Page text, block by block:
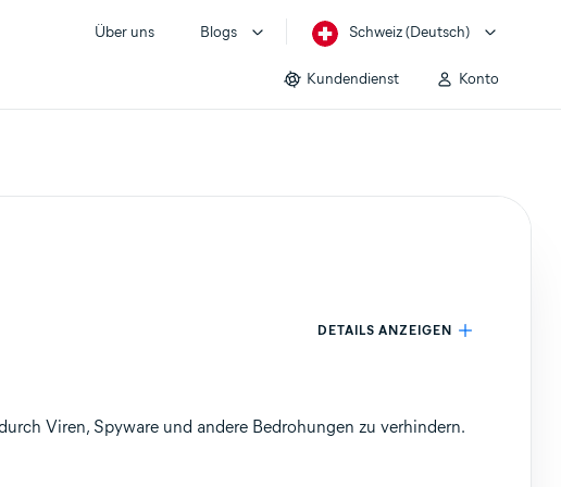
Über uns Blogs Schweiz (Deutsch)
Kundendienst Konto
DETAILS ANZEIGEN
Viren, Spyware und andere Bedrohungen zu verhindern.